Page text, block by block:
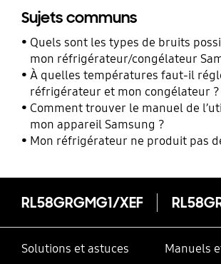
Sujets communs
Quels sont les types de bruits
mon réfrigérateur/congélateur
À quelles températures faut-il
réfrigérateur et mon congélateur ?
Comment trouver le manuel de
mon appareil Samsung ?
Mon réfrigérateur ne produit pas
RL58GRGMG1/XEF
Solutions et astuces Manuels